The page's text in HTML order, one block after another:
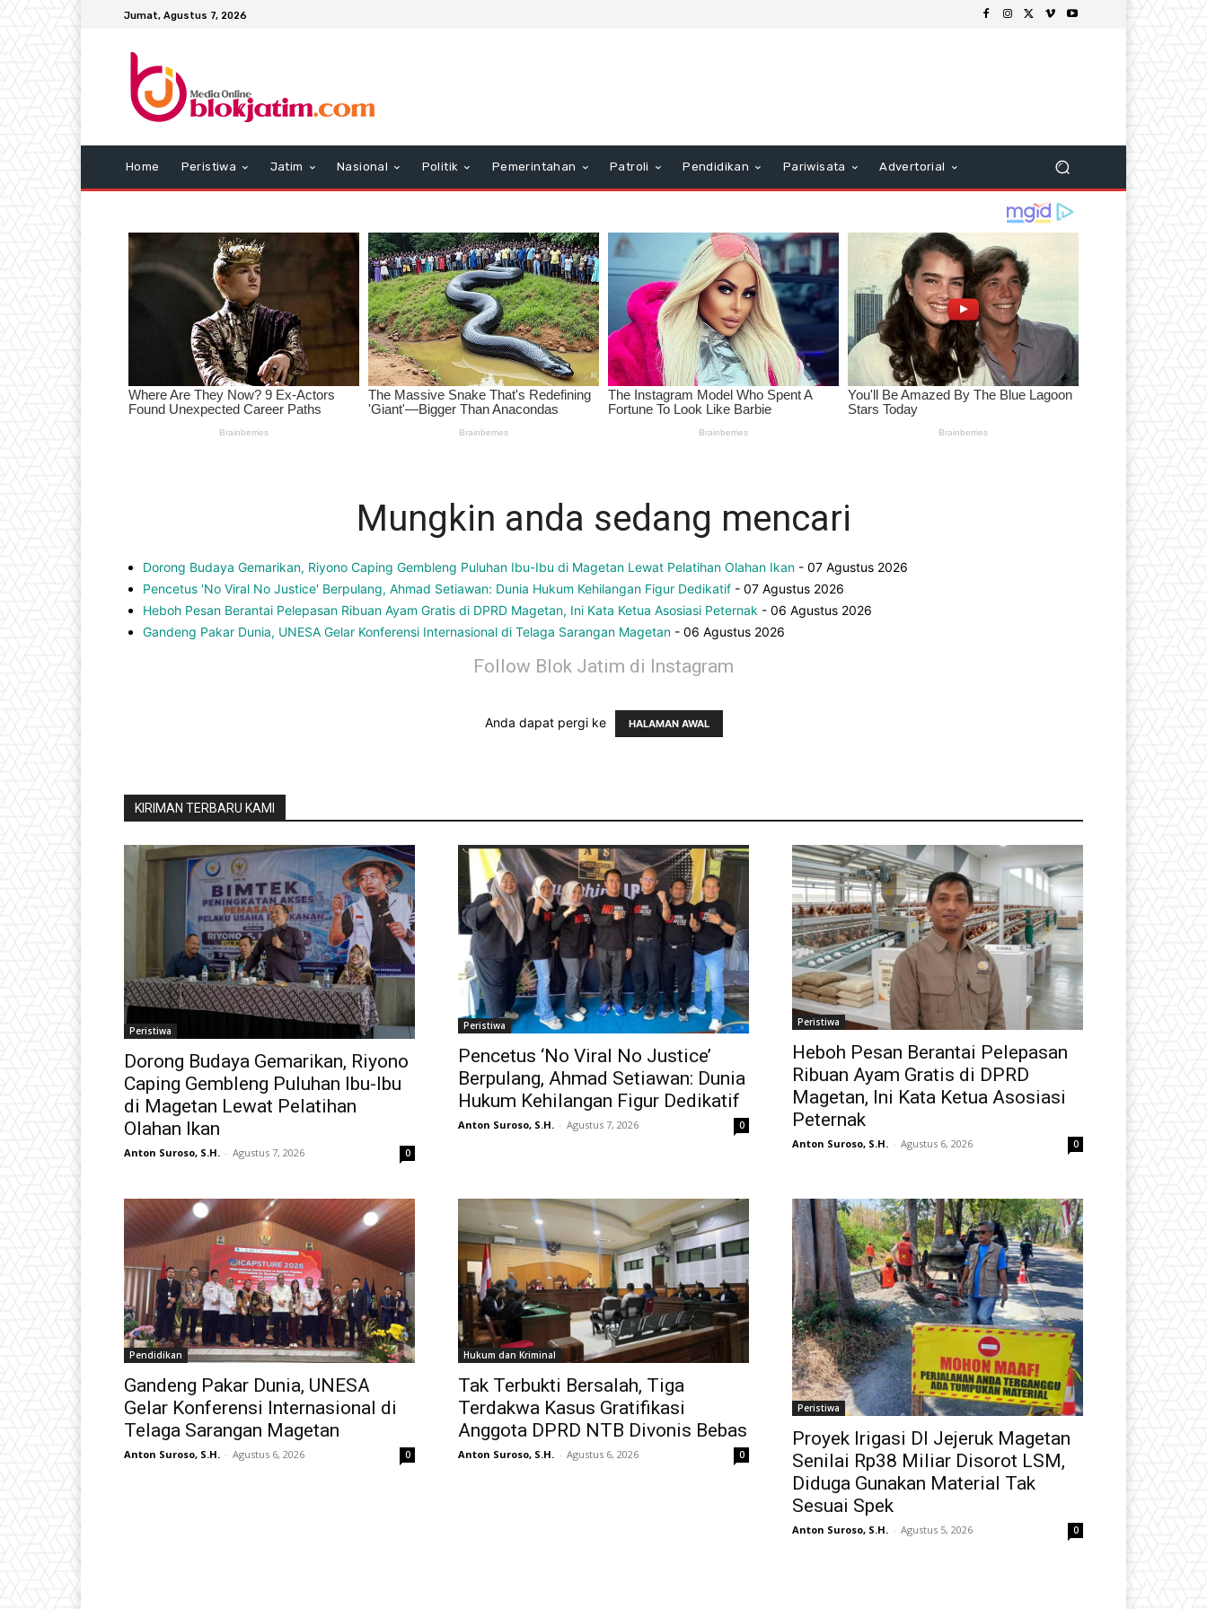
Jumat, Agustus 7, 2026
Home Peristiwa Jatim Nasional Politik Pemerintahan Patroli Pendidikan Pariwisata Advertorial
Mungkin anda sedang mencari
Dorong Budaya Gemarikan, Riyono Caping Gembleng Puluhan Ibu-Ibu di Magetan Lewat Pelatihan Olahan Ikan - 07 Agustus 2026
Pencetus 'No Viral No Justice' Berpulang, Ahmad Setiawan: Dunia Hukum Kehilangan Figur Dedikatif - 07 Agustus 2026
Heboh Pesan Berantai Pelepasan Ribuan Ayam Gratis di DPRD Magetan, Ini Kata Ketua Asosiasi Peternak - 06 Agustus 2026
Gandeng Pakar Dunia, UNESA Gelar Konferensi Internasional di Telaga Sarangan Magetan - 06 Agustus 2026
Follow Blok Jatim di Instagram
Anda dapat pergi ke HALAMAN AWAL
KIRIMAN TERBARU KAMI
Peristiwa
Dorong Budaya Gemarikan, Riyono
Caping Gembleng Puluhan Ibu-Ibu
di Magetan Lewat Pelatihan
Olahan Ikan
Anton Suroso, S.H. - Agustus 7, 2026 0
Peristiwa
Pencetus ‘No Viral No Justice’
Berpulang, Ahmad Setiawan: Dunia
Hukum Kehilangan Figur Dedikatif
Anton Suroso, S.H. - Agustus 7, 2026 0
Peristiwa
Heboh Pesan Berantai Pelepasan
Ribuan Ayam Gratis di DPRD
Magetan, Ini Kata Ketua Asosiasi
Peternak
Anton Suroso, S.H. - Agustus 6, 2026 0
Pendidikan
Gandeng Pakar Dunia, UNESA
Gelar Konferensi Internasional di
Telaga Sarangan Magetan
Anton Suroso, S.H. - Agustus 6, 2026 0
Hukum dan Kriminal
Tak Terbukti Bersalah, Tiga
Terdakwa Kasus Gratifikasi
Anggota DPRD NTB Divonis Bebas
Anton Suroso, S.H. - Agustus 6, 2026 0
Peristiwa
Proyek Irigasi DI Jejeruk Magetan
Senilai Rp38 Miliar Disorot LSM,
Diduga Gunakan Material Tak
Sesuai Spek
Anton Suroso, S.H. - Agustus 5, 2026 0